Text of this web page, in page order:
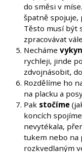
do směsi v
špatně spojuje,
Těsto musí být
zpracovávat
Necháme
rychleji, jinde
zdvojnásobit,
Rozdělíme ho
na placku a
Pak stočíme
koncích
nevytékala,
tukem nebo na
rozkvedlaným